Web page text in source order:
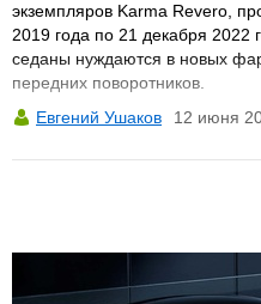
экземпляров Karma Revero,
2019 года по 21 декабря
седаны нуждаются в новых
передних поворотников.
Евгений Ушаков
12 июня